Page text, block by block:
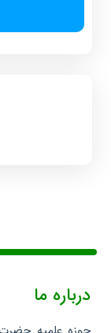
درباره ما